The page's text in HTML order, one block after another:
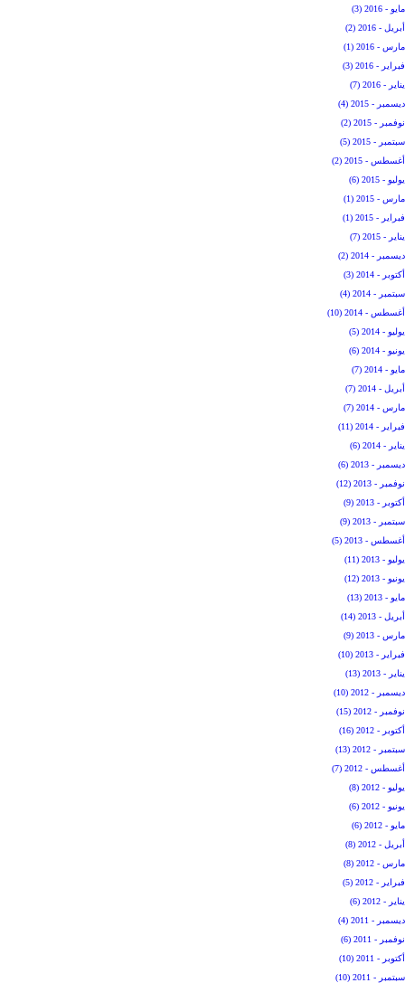
مايو - 2016 (3)
أبريل - 2016 (2)
مارس - 2016 (1)
فبراير - 2016 (3)
يناير - 2016 (7)
ديسمبر - 2015 (4)
نوفمبر - 2015 (2)
سبتمبر - 2015 (5)
أغسطس - 2015 (2)
يوليو - 2015 (6)
مارس - 2015 (1)
فبراير - 2015 (1)
يناير - 2015 (7)
ديسمبر - 2014 (2)
أكتوبر - 2014 (3)
سبتمبر - 2014 (4)
أغسطس - 2014 (10)
يوليو - 2014 (5)
يونيو - 2014 (6)
مايو - 2014 (7)
أبريل - 2014 (7)
مارس - 2014 (7)
فبراير - 2014 (11)
يناير - 2014 (6)
ديسمبر - 2013 (6)
نوفمبر - 2013 (12)
أكتوبر - 2013 (9)
سبتمبر - 2013 (9)
أغسطس - 2013 (5)
يوليو - 2013 (11)
يونيو - 2013 (12)
مايو - 2013 (13)
أبريل - 2013 (14)
مارس - 2013 (9)
فبراير - 2013 (10)
يناير - 2013 (13)
ديسمبر - 2012 (10)
نوفمبر - 2012 (15)
أكتوبر - 2012 (16)
سبتمبر - 2012 (13)
أغسطس - 2012 (7)
يوليو - 2012 (8)
يونيو - 2012 (6)
مايو - 2012 (6)
أبريل - 2012 (8)
مارس - 2012 (8)
فبراير - 2012 (5)
يناير - 2012 (6)
ديسمبر - 2011 (4)
نوفمبر - 2011 (6)
أكتوبر - 2011 (10)
سبتمبر - 2011 (10)